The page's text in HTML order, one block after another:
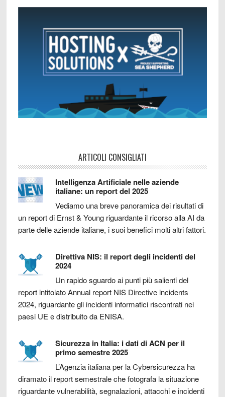
ARTICOLI CONSIGLIATI
Intelligenza Artificiale nelle aziende
italiane: un report del 2025
Vediamo una breve panoramica dei risultati di
un report di Ernst & Young riguardante il ricorso alla AI da
parte delle aziende italiane, i suoi benefici molti altri fattori.
Direttiva NIS: il report degli incidenti del
2024
Un rapido sguardo ai punti più salienti del
report intitolato Annual report NIS Directive incidents
2024, riguardante gli incidenti informatici riscontrati nei
paesi UE e distribuito da ENISA.
Sicurezza in Italia: i dati di ACN per il
primo semestre 2025
L’Agenzia italiana per la Cybersicurezza ha
diramato il report semestrale che fotografa la situazione
riguardante vulnerabilità, segnalazioni, attacchi e incidenti